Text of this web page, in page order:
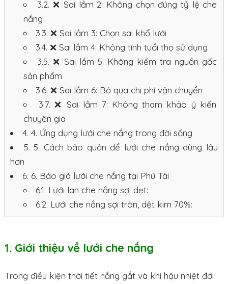
3.2. ❌ Sai lầm 2: Không chọn đúng tỷ lệ che
nắng
3.3. ❌ Sai lầm 3: Chọn sai khổ lưới
3.4. ❌ Sai lầm 4: Không tính tuổi thọ sử dụng
3.5. ❌ Sai lầm 5: Không kiểm tra nguồn gốc
sản phẩm
3.6. ❌ Sai lầm 6: Bỏ qua chi phí vận chuyển
3.7. ❌ Sai lầm 7: Không tham khảo ý kiến
chuyên gia
4. 4. Ứng dụng lưới che nắng trong đời sống
5. 5. Cách bảo quản để lưới che nắng dùng lâu
hơn
6. 6. Báo giá lưới che nắng tại Phú Tài
6.1. Lưới lan che nắng sợi dẹt:
6.2. Lưới che nắng sợi tròn, dệt kim 70%:
1. Giới thiệu về lưới che nắng
Trong điều kiện thời tiết nắng gắt và khí hậu nhiệt đới